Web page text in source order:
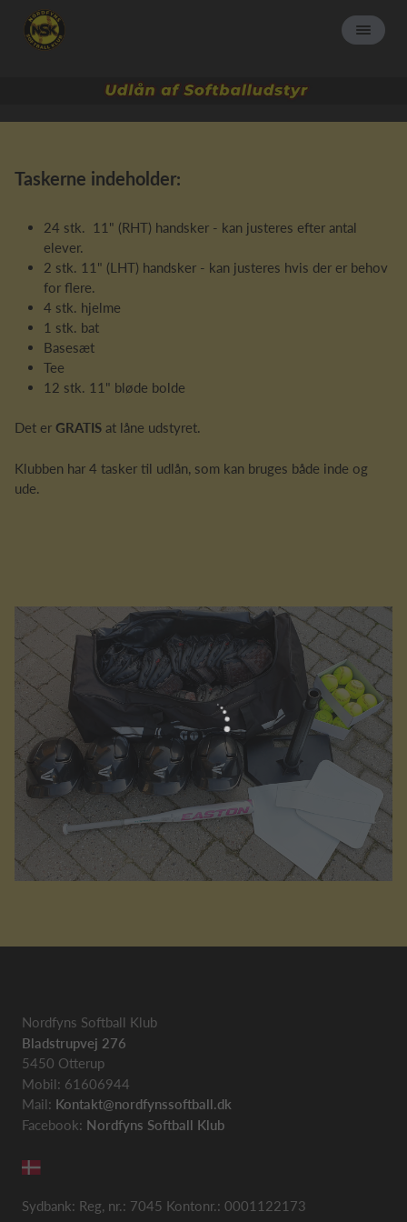
Taskerne indeholder:
24 stk. 11" (RHT) handsker - kan justeres efter antal
elever.
2 stk. 11" (LHT) handsker - kan justeres hvis der er behov
for flere.
4 stk. hjelme
1 stk. bat
Basesæt
Tee
12 stk. 11" bløde bolde
Det er GRATIS at låne udstyret.
Klubben har 4 tasker til udlån, som kan bruges både inde og
ude.
Nordfyns Softball Klub
Bladstrupvej 276
5450 Otterup
Mobil: 61606944
Mail: Kontakt@nordfynssoftball.dk
Facebook: Nordfyns Softball Klub
Sydbank: Reg, nr.: 7045 Kontonr.: 0001122173